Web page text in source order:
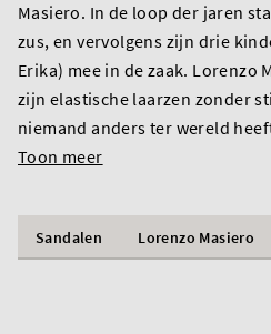
Masiero. In de loop der jaren
zus, en vervolgens zijn drie
Erika) mee in de zaak. Lorenzo
zijn elastische laarzen zonder
niemand anders ter wereld
Toon meer
Sandalen Lorenzo Masiero